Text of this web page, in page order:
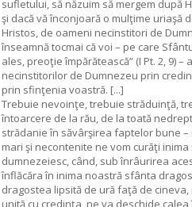
sufletului, să năzuim să mergem după
şi dacă vă înconjoară o mulţime uriaşă
Hristos, de oameni necinstitori de
înseamnă tocmai că voi – pe care
ales, preoţie împărătească” (I Pt. 2, 9)
necinstitorilor de Dumnezeu prin
prin sfinţenia voastră. [...]
Trebuie nevoinţe, trebuie străduinţă,
întoarcere de la rău, de la toată
strădanie în săvârşirea faptelor bune
mari şi necontenite ne vom curăţi
dumnezeiesc, când, sub înrâurirea
înflăcăra în inima noastră sfânta
dragostea lipsită de ură faţă de
unită cu credinţa, ne va deschide